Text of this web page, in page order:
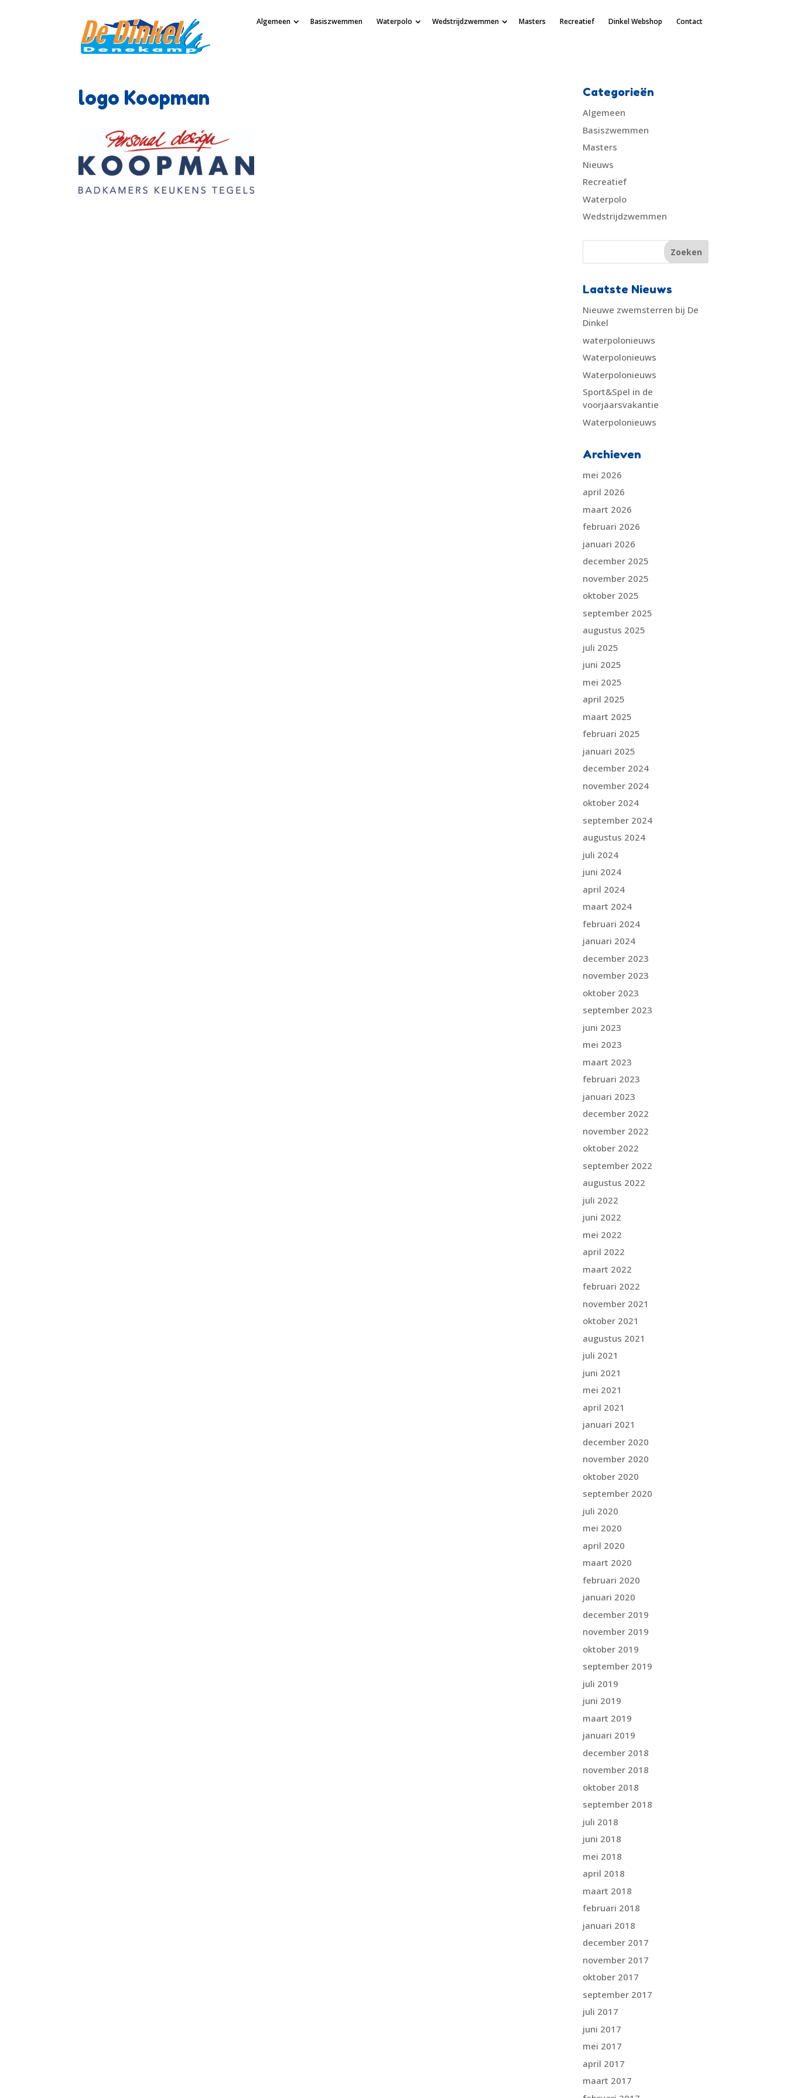
Algemeen Basiszwemmen Waterpolo Wedstrijdzwemmen Masters Recreatief Dinkel Webshop Contact
logo Koopman Categorieën
Algemeen
Basiszwemmen
Masters
Nieuws
Recreatief
Waterpolo
Wedstrijdzwemmen
Laatste Nieuws
Nieuwe zwemsterren bij De
Dinkel
waterpolonieuws
Waterpolonieuws
Waterpolonieuws
Sport&Spel in de
voorjaarsvakantie
Waterpolonieuws
Archieven
mei 2026
april 2026
maart 2026
februari 2026
januari 2026
december 2025
november 2025
oktober 2025
september 2025
augustus 2025
juli 2025
juni 2025
mei 2025
april 2025
maart 2025
februari 2025
januari 2025
december 2024
november 2024
oktober 2024
september 2024
augustus 2024
juli 2024
juni 2024
april 2024
maart 2024
februari 2024
januari 2024
december 2023
november 2023
oktober 2023
september 2023
juni 2023
mei 2023
maart 2023
februari 2023
januari 2023
december 2022
november 2022
oktober 2022
september 2022
augustus 2022
juli 2022
juni 2022
mei 2022
april 2022
maart 2022
februari 2022
november 2021
oktober 2021
augustus 2021
juli 2021
juni 2021
mei 2021
april 2021
januari 2021
december 2020
november 2020
oktober 2020
september 2020
juli 2020
mei 2020
april 2020
maart 2020
februari 2020
januari 2020
december 2019
november 2019
oktober 2019
september 2019
juli 2019
juni 2019
maart 2019
januari 2019
december 2018
november 2018
oktober 2018
september 2018
juli 2018
juni 2018
mei 2018
april 2018
maart 2018
februari 2018
januari 2018
december 2017
november 2017
oktober 2017
september 2017
juli 2017
juni 2017
mei 2017
april 2017
maart 2017